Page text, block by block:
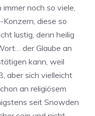
noch so viele,
diese so
lustig, denn heilig
der Glaube an
kann, weil
aber sich vielleicht
an religiösem
seit Snowden